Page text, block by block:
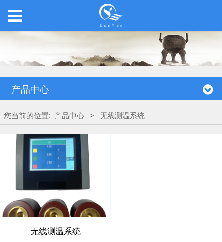
产品中心
您当前的位置: 产品中心 > 无线测温系统
无线测温系统